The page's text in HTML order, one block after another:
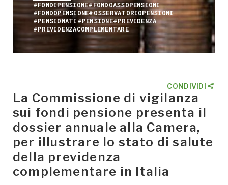
#FONDIPENSIONE#FONDOASSOPENSIONI
#FONDOPENSIONE#OSSERVATORIOPENSIONI
#PENSIONATI#PENSIONE#PREVIDENZA
#PREVIDENZACOMPLEMENTARE
CONDIVIDI
La Commissione di vigilanza
sui fondi pensione presenta il
dossier annuale alla Camera,
per illustrare lo stato di salute
della previdenza
complementare in Italia